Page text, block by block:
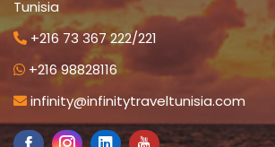
Tunisia
+216 73 367 222/221
+216 98828116
infinity@infinitytraveltunisia.com